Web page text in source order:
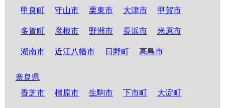
甲良町 守山市 栗東市 大津市 甲賀市
多賀町 彦根市 野洲市 長浜市 米原市
湖南市 近江八幡市 日野町 高島市
奈良県
香芝市
橿原市 生駒市 下市町 大淀町